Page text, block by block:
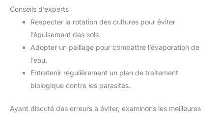
Conseils d’experts
Respecter la rotation des cultures pour éviter
l’épuisement des sols.
Adopter un paillage pour combattre l’évaporation de
l’eau.
Entretenir régulièrement un plan de traitement
biologique contre les parasites.
Ayant discuté des erreurs à éviter, examinons les meilleures